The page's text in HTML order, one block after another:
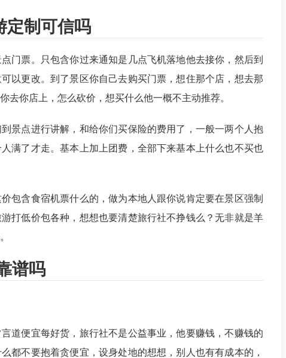
定制可信吗
门票。只包含你过来通知是几点飞机落地他去接你，然后到
以更改。到了景区你自己去购买门票，想住那个店，想去那
去你店上，怎么砍价，想买什么他一概不主动推荐。
景点进行讲解，和给你们买保险的费用了，一般一两个人抱
满了才走。基本上加上团费，全部下来基本上什么也不买也
包含食宿机票什么的，做为本地人跟你说肯定要在景区强制
打低价包各种，想想也要清楚旅行社不挣钱么？无非就是羊
谱吗
道便宜每好货，旅行社不是公益事业，他要赚钱，不赚钱的
都不要抱着贪便宜，设身处地的想想，别人也有有成本的，